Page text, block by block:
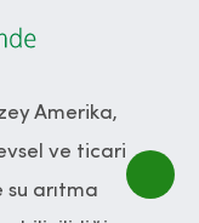
Amerika,
ve ticari
su arıtma